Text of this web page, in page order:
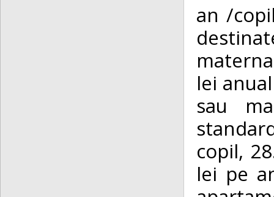
an /
lei
sau
copil,
lei pe